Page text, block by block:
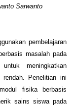
Sarwanto
pembelajaran
masalah pada
meningkatkan
Penelitian ini
fisika berbasis
sains siswa pada